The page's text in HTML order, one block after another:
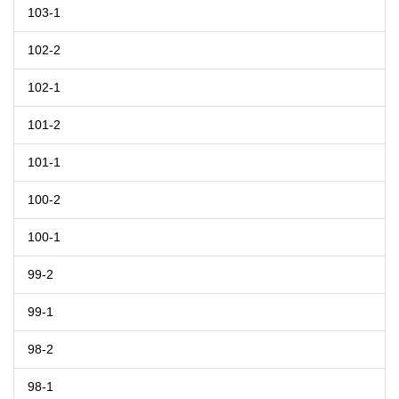
103-1
102-2
102-1
101-2
101-1
100-2
100-1
99-2
99-1
98-2
98-1